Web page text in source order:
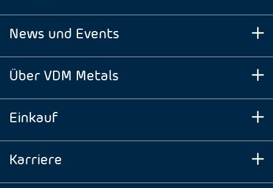
News und Events
Über VDM Metals
Einkauf
Karriere